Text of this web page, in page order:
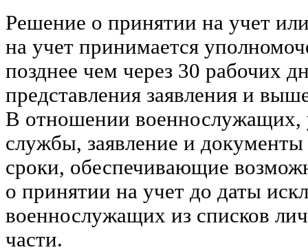
Решение о принятии на учет
на учет принимается
позднее чем через 30 рабочих
представления заявления и
В отношении военнослужащих,
службы, заявление и
сроки, обеспечивающие
о принятии на учет до даты
военнослужащих из списков
части.